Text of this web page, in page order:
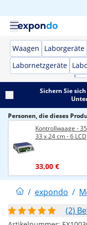
Waagen Laborgeräte
Labornetzgeräte
Sichern Sie
Personen, die dieses
Kontrollwaage -
33 x 24 cm - 6 LCD
33,00 €
/ expondo /
(2)